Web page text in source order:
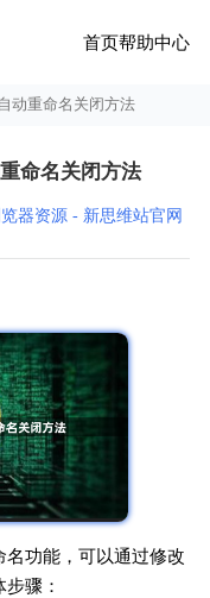
首页帮助中心
动重命名关闭方法
命名关闭方法
器资源 - 新思维站官网
名功能，可以通过修改
骤：